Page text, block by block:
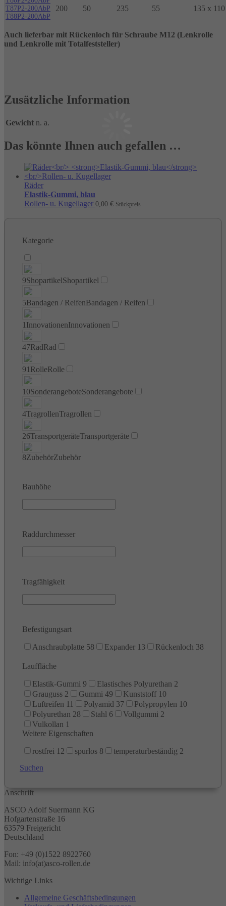
T87P2-200AbP
T88P2-200AbP
200 50 235 55 135 x 110
Auch lieferbar mit Rückenloch für Schraube M12 (Lenkrolle
und Lenkrolle mit Totalfeststeller)
Zusätzliche Information
Gewicht n. a.
Das könnte Ihnen auch gefallen …
Räder
Elastik-Gummi, blau
Rollen- u. Kugellager 0,00 € Stückpreis
Kategorie
9ShopartikelShopartikel
5Bandagen / ReifenBandagen / Reifen
1 InnovationenInnovationen
47RadRad
91 RolleRolle
10SonderangeboteSonderangebote
4TragrollenTragrollen
26TransportgeräteTransportgeräte
8ZubehörZubehör
Bauhöhe
Raddurchmesser
Tragfähigkeit
Befestigungsart
Anschraubplatte 58 Expander 13 Rückenloch 38
Lauffläche
Elastik-Gummi 9 Elastisches Polyurethan 2
Grauguss 2 Gummi 49 Kunststoff 10
Luftreifen 11 Polyamid 37 Polypropylen 10
Polyurethan 28 Stahl 6 Vollgummi 2
Vulkollan 1
Weitere Eigenschaften
rostfrei 12 spurlos 8 temperaturbeständig 2
Suchen
Anschrift
ASCO Adolf Suermann KG
Hofgartenstraße 16
63579 Freigericht
Deutschland
Fon: +49 (0)1522 8922760
Mail: info(at)asco-rollen.de
Wichtige Links
Allgemeine Geschäftsbedingungen